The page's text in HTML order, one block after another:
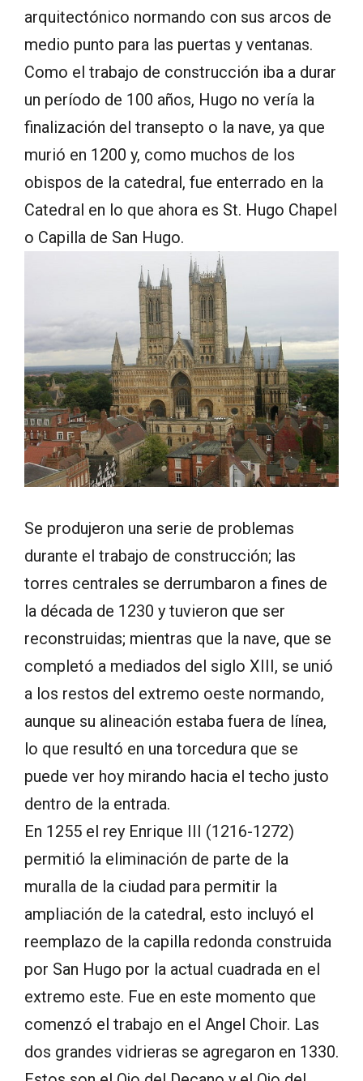
arquitectónico normando con sus arcos de
medio punto para las puertas y ventanas.
Como el trabajo de construcción iba a durar
un período de 100 años, Hugo no vería la
finalización del transepto o la nave, ya que
murió en 1200 y, como muchos de los
obispos de la catedral, fue enterrado en la
Catedral en lo que ahora es St. Hugo Chapel
o Capilla de San Hugo.
Se produjeron una serie de problemas
durante el trabajo de construcción; las
torres centrales se derrumbaron a fines de
la década de 1230 y tuvieron que ser
reconstruidas; mientras que la nave, que se
completó a mediados del siglo XIII, se unió
a los restos del extremo oeste normando,
aunque su alineación estaba fuera de línea,
lo que resultó en una torcedura que se
puede ver hoy mirando hacia el techo justo
dentro de la entrada.
En 1255 el rey Enrique III (1216-1272)
permitió la eliminación de parte de la
muralla de la ciudad para permitir la
ampliación de la catedral, esto incluyó el
reemplazo de la capilla redonda construida
por San Hugo por la actual cuadrada en el
extremo este. Fue en este momento que
comenzó el trabajo en el Angel Choir. Las
dos grandes vidrieras se agregaron en 1330.